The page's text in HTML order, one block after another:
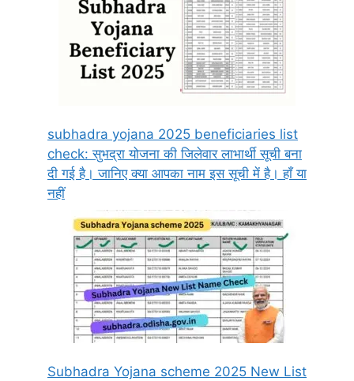
subhadra yojana 2025 beneficiaries list
check: सुभद्रा योजना की जिलेवार लाभार्थी सूची बना
दी गई है। जानिए क्या आपका नाम इस सूची में है। हाँ या
नहीं
Subhadra Yojana scheme 2025 New List